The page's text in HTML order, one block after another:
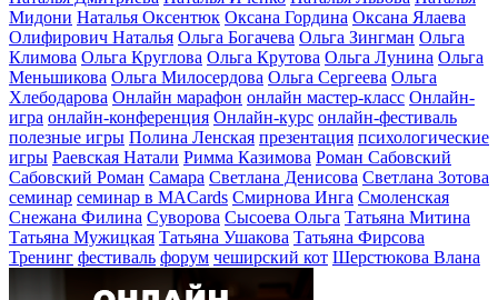
Мидони Наталья Оксентюк Оксана Гордина Оксана Ялаева
Олифирович Наталья Ольга Богачева Ольга Зингман Ольга
Климова Ольга Круглова Ольга Крутова Ольга Лунина Ольга
Меньшикова Ольга Милосердова Ольга Сергеева Ольга
Хлебодарова Онлайн марафон онлайн мастер-класс Онлайн-
игра онлайн-конференция Онлайн-курс онлайн-фестиваль
полезные игры Полина Ленская презентация психологические
игры Раевская Натали Римма Казимова Роман Сабовский
Сабовский Роман Самара Светлана Денисова Светлана Зотова
семинар семинар в MACards Смирнова Инга Смоленская
Снежана Филина Суворова Сысоева Ольга Татьяна Митина
Татьяна Мужицкая Татьяна Ушакова Татьяна Фирсова
Тренинг фестиваль форум чеширский кот Шерстюкова Влана